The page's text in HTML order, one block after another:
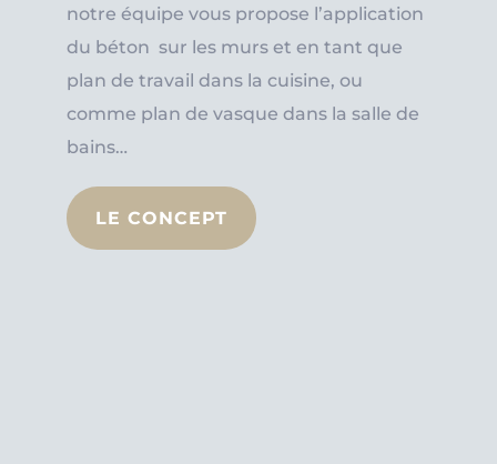
notre équipe vous propose l’application
du béton sur les murs et en tant que
plan de travail dans la cuisine, ou
comme plan de vasque dans la salle de
bains…
LE CONCEPT